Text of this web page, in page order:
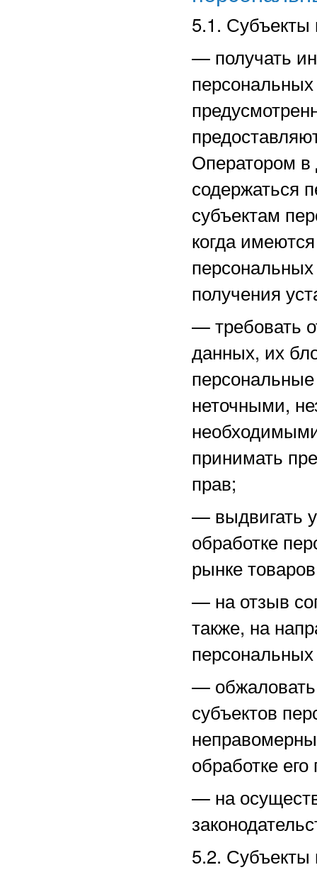
5.1.
— получать
Оператором
содержаться
субъектам
когда
получения
—требовать
данных, их
неточными,
принимать
прав;
— выдвигать
обработке
рынке
— на отзыв
также, на
—
субъектов
обработке
— на
5.2.